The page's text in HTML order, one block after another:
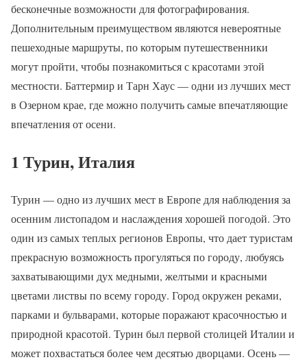
бесконечные возможности для фотографирования.
Дополнительным преимуществом являются невероятные
пешеходные маршруты, по которым путешественники
могут пройти, чтобы познакомиться с красотами этой
местности. Баттермир и Тарн Хаус — одни из лучших мест
в Озерном крае, где можно получить самые впечатляющие
впечатления от осени.
1 Турин, Италия
Турин — одно из лучших мест в Европе для наблюдения за
осенним листопадом и наслаждения хорошей погодой. Это
один из самых теплых регионов Европы, что дает туристам
прекрасную возможность прогуляться по городу, любуясь
захватывающими дух медными, желтыми и красными
цветами листвы по всему городу. Город окружен реками,
парками и бульварами, которые поражают красочностью и
природной красотой. Турин был первой столицей Италии и
может похвастаться более чем десятью дворцами. Осень —